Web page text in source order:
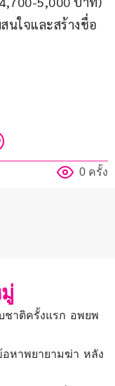
นใจและสร้างชื่อ
0 ครั้ง
ชาติครั้งแรก อพยพ
หาพยายามฆ่า หลัง